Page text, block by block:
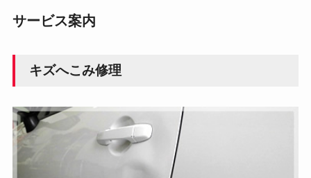
サービス案内
キズへこみ修理